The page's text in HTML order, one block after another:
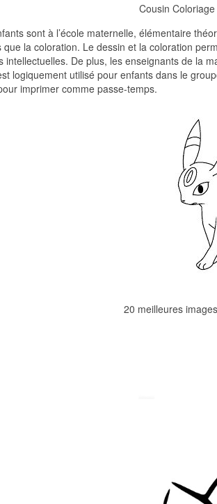
Cousin
sont à l’école maternelle, élémentaire
que la coloration. Le dessin et la coloration
intellectuelles. De plus, les enseignants de la
logiquement utilisé pour enfants dans le
imprimer comme passe-temps.
20 meilleures